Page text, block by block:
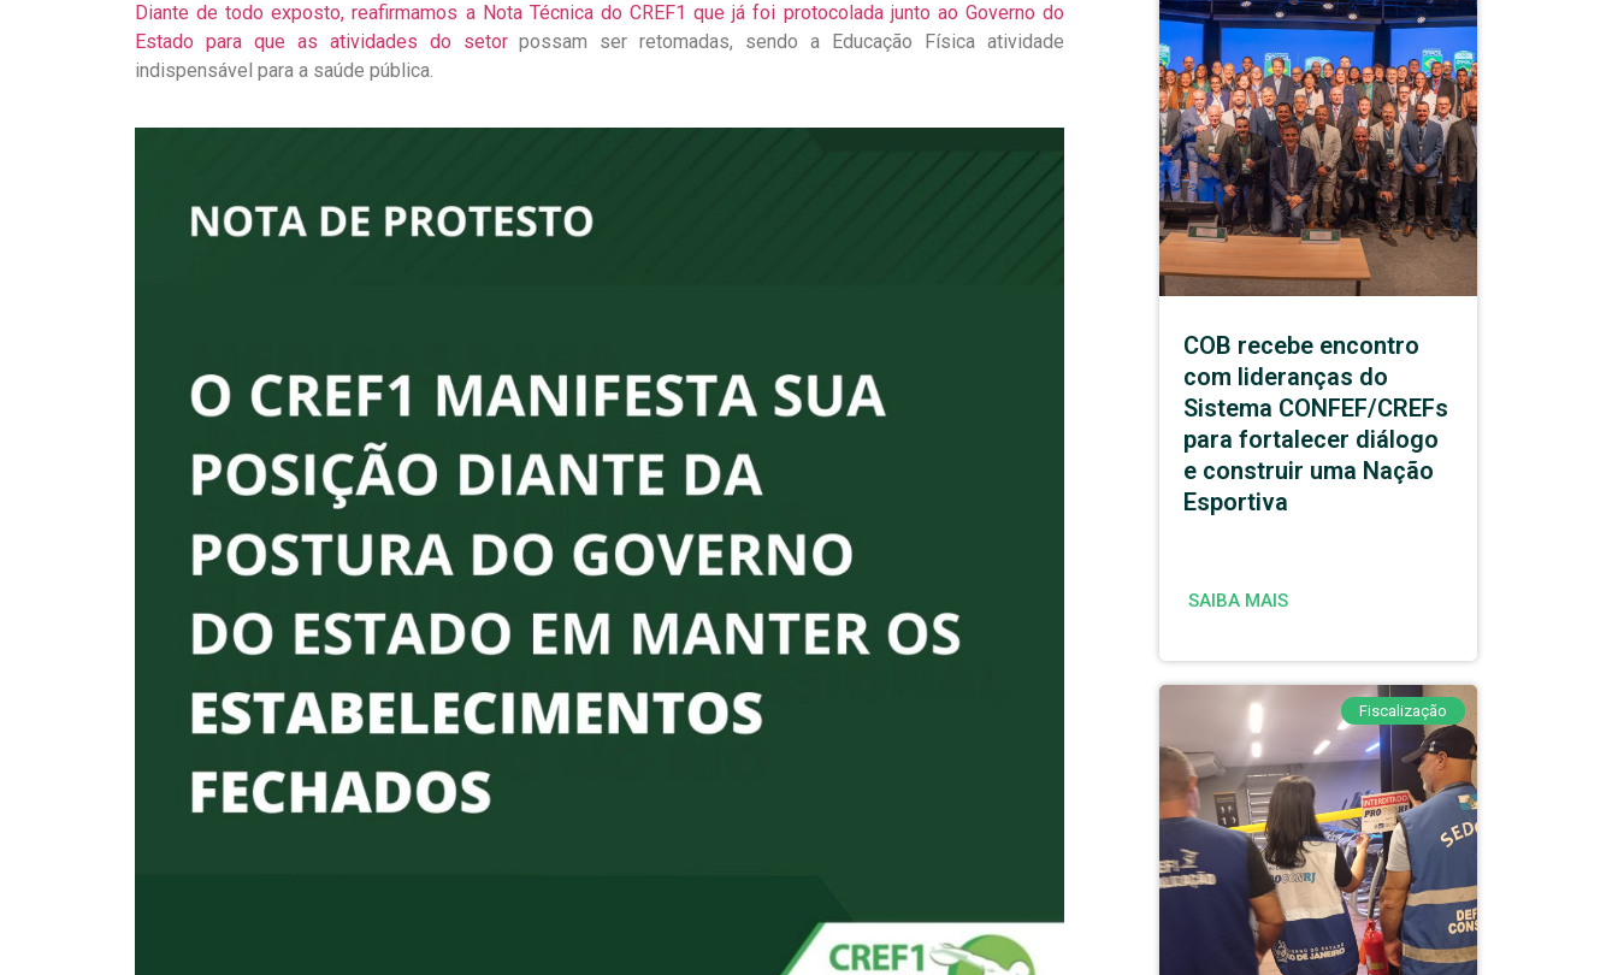
Diante de todo exposto, reafirmamos a Nota Técnica do CREF1 que já foi protocolada junto ao Governo do
Estado para que as atividades do setorpossam ser retomadas, sendo a Educação Física atividade
indispensável para a saúde pública.
COB recebe encontro
com lideranças do
Sistema CONFEF/CREFs
para fortalecer diálogo
e construir uma Nação
Esportiva
SAIBA MAIS
Fiscalização